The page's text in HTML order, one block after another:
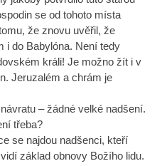
se od tohoto místa
že znovu uvěřil, že
i do Babylóna. Není tedy
králi! Je možno žít i v
Jeruzalém a chrám je
– žádné velké nadšení.
třeba?
se najdou nadšenci, kteří
základ obnovy Božího lidu.